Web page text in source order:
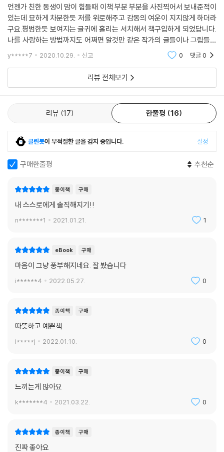
언젠가 친한 동생이 맘이 힘들때 이책 부분 부분을 사진찍어서 보내준적이
있는데 묘하게 차분한듯 저를 위로해주고 감동의 여운이 지지않게 하더라
구요.평범한듯 보여지는 글귀에 홀리는 서치해서 책구입하게 되었답니다.
나를 사랑하는 방법까지도 어쩌면 알것만 같은 작가의 글들이나 그림들이
점점 커지면서 위안이 되네요 누구에게나 소개하고픈 맘이 생기는 책이에
요 아주 여러번 읽
y*****7 2020.10.29. 신고 0 댓글0
리뷰 전체보기
리뷰 17 한줄평 16
클린봇이 부적절한 글을 감지 중입니다. 설정
구매한줄평 추천순
종이책 구매
내 스스로에게 솔직해지기!!
n*******1 2021.01.21. 1
eBook 구매
마음이 그냥 풍부해지네요. 잘 봤습니다
i******4 2022.05.27. 0
종이책 구매
따뜻하고 예쁜책
i*****j 2022.01.10. 0
종이책 구매
느끼는게 많아요
k*******4 2021.03.22. 0
종이책 구매
진짜 좋아요